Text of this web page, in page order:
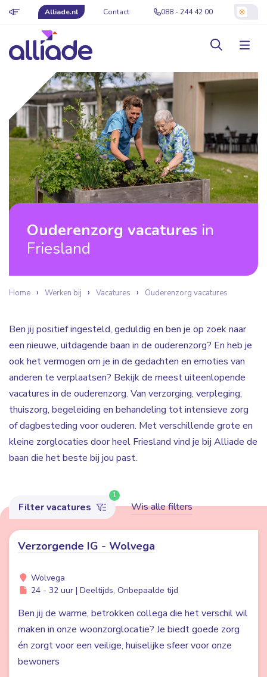
Alliade.nl Contact 088 - 244 42 00
Ouderenzorg vacatures in
Friesland
Home Werken bij Vacatures Ouderenzorg vacatures
Ben jij positief ingesteld, geduldig en ben je op zoek naar
een nieuwe, uitdagende baan in de ouderenzorg? En heb je
ook het vermogen om je in de gedachten en emoties van
anderen te verplaatsen? Bekijk de meest uiteenlopende
vacatures in de ouderenzorg. Van verzorging, verpleging,
thuiszorg, begeleiding en behandeling tot intensieve zorg
of dagbesteding voor ouderen. Met verschillende grote en
kleine zorglocaties door heel Friesland vind je bij Alliade de
baan die het beste bij jou past.
Filter vacatures
1
Wis alle filters
Verzorgende IG - Wolvega
Wolvega
24 - 32 uur | Deeltijds, Onbepaalde tijd
Ben jij de warme, betrokken collega die het verschil wil
maken in onze woonzorglocatie? Je biedt goede zorg
én zorgt voor een veilige, huiselijke sfeer voor onze
bewoners